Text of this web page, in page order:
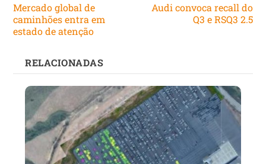
Mercado global de
caminhões entra em
estado de atenção
Audi convoca recall do
Q3 e RSQ3 2.5
RELACIONADAS